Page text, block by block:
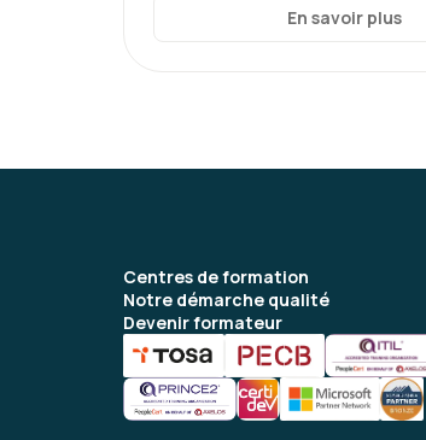
En savoir plus
Centres de formation
Notre démarche qualité
Devenir formateur